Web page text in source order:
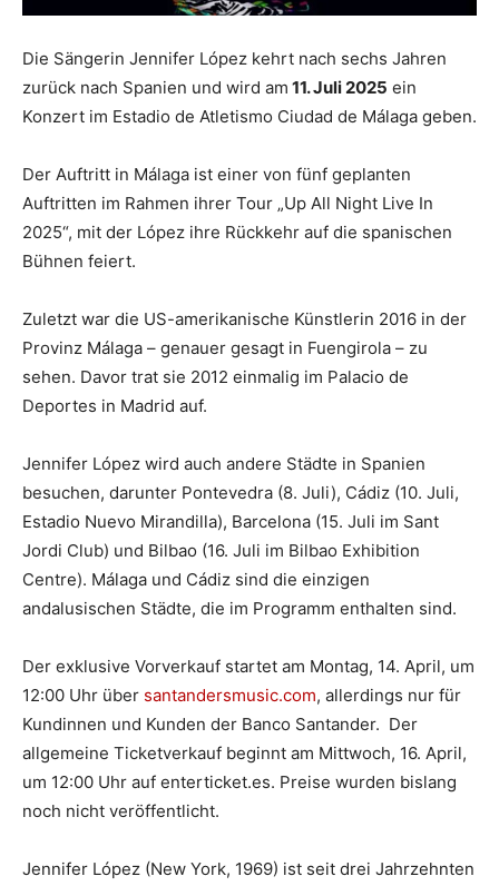
Die Sängerin Jennifer López kehrt nach sechs Jahren
zurück nach Spanien und wird am 11. Juli 2025 ein
Konzert im Estadio de Atletismo Ciudad de Málaga geben.
Der Auftritt in Málaga ist einer von fünf geplanten
Auftritten im Rahmen ihrer Tour „Up All Night Live In
2025“, mit der López ihre Rückkehr auf die spanischen
Bühnen feiert.
Zuletzt war die US-amerikanische Künstlerin 2016 in der
Provinz Málaga – genauer gesagt in Fuengirola – zu
sehen. Davor trat sie 2012 einmalig im Palacio de
Deportes in Madrid auf.
Jennifer López wird auch andere Städte in Spanien
besuchen, darunter Pontevedra (8. Juli), Cádiz (10. Juli,
Estadio Nuevo Mirandilla), Barcelona (15. Juli im Sant
Jordi Club) und Bilbao (16. Juli im Bilbao Exhibition
Centre). Málaga und Cádiz sind die einzigen
andalusischen Städte, die im Programm enthalten sind.
Der exklusive Vorverkauf startet am Montag, 14. April, um
12:00 Uhr über santandersmusic.com, allerdings nur für
Kundinnen und Kunden der Banco Santander. Der
allgemeine Ticketverkauf beginnt am Mittwoch, 16. April,
um 12:00 Uhr auf enterticket.es. Preise wurden bislang
noch nicht veröffentlicht.
Jennifer López (New York, 1969) ist seit drei Jahrzehnten